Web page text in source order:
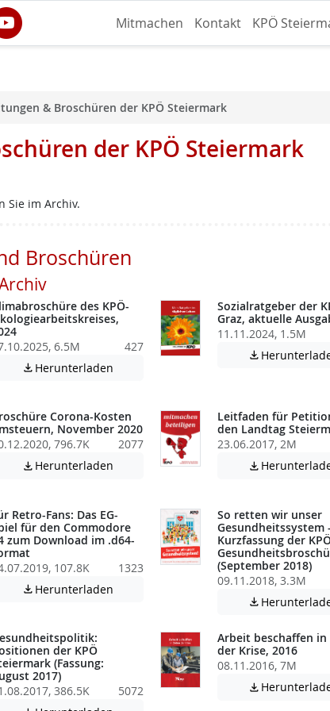
Mitmachen Kontakt KPÖ
& Broschüren der KPÖ Steiermark
der KPÖ Steiermark
Sie im Archiv.
Broschüren
des KPÖ-
6.5M
427
 Herunterladen
Sozialratgeber der
Graz, aktuelle
11.11.2024, 1.5M

Corona-Kosten
November 2020
796.7K
2077
 Herunterladen Achtung: Diese Datei enthält unter
Leitfaden für
den Landtag
23.06.2017, 2M

enthält unter Umständen nicht barrierefreie Inhalte!
Retro-Fans: Das EG-
für den Commodore
zum Download im .d64-
107.8K
1323
 Herunterladen Achtung: Diese Datei enthält unter
So retten wir unser
Gesundheitssystem -
Kurzfassung der
(September 2018)
09.11.2018, 3.3M

enthält unter Umständen nicht barrierefreie Inhalte!
der KPÖ
(Fassung:
2017)
386.5K
5072
Arbeit beschaffen in
der Krise, 2016
08.11.2016, 7M
